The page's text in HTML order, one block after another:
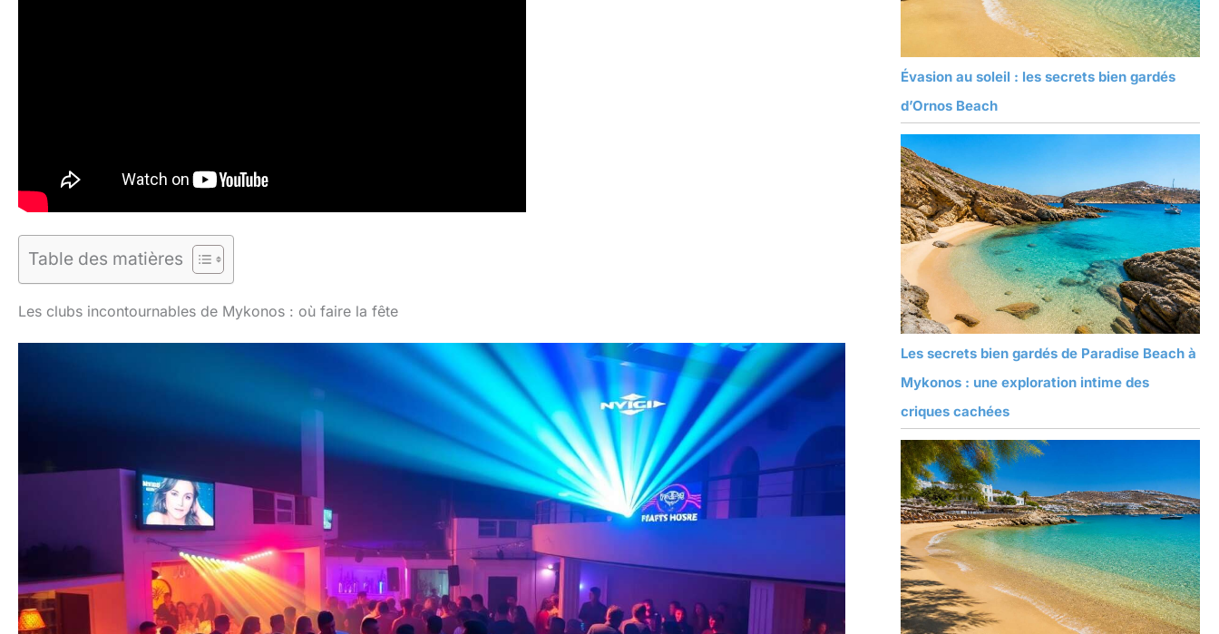
Table des matières
Les clubs incontournables de Mykonos : où faire la fête
Évasion au soleil : les secrets bien gardés
d’Ornos Beach
Les secrets bien gardés de Paradise Beach à
Mykonos : une exploration intime des
criques cachées